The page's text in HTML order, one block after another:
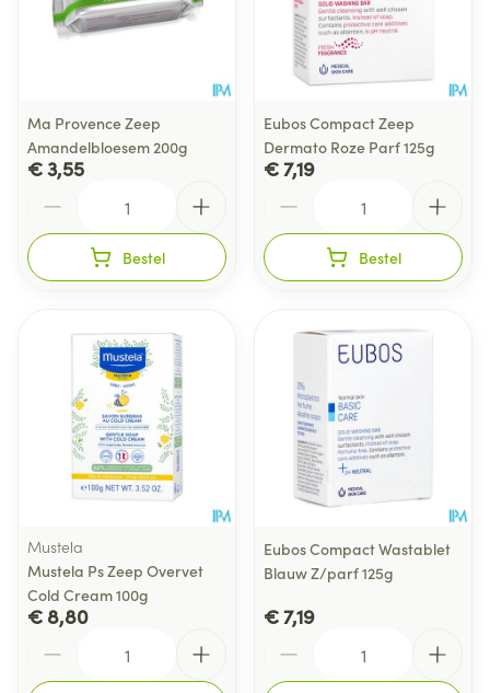
Ma Provence Zeep
Amandelbloesem 200g
€ 3,55
Bestel
Eubos Compact Zeep
Dermato Roze Parf 125g
€ 7,19
Bestel
Mustela
Mustela Ps Zeep Overvet
Cold Cream 100g
€ 8,80
Eubos Compact Wastablet
Blauw Z/parf 125g
€ 7,19